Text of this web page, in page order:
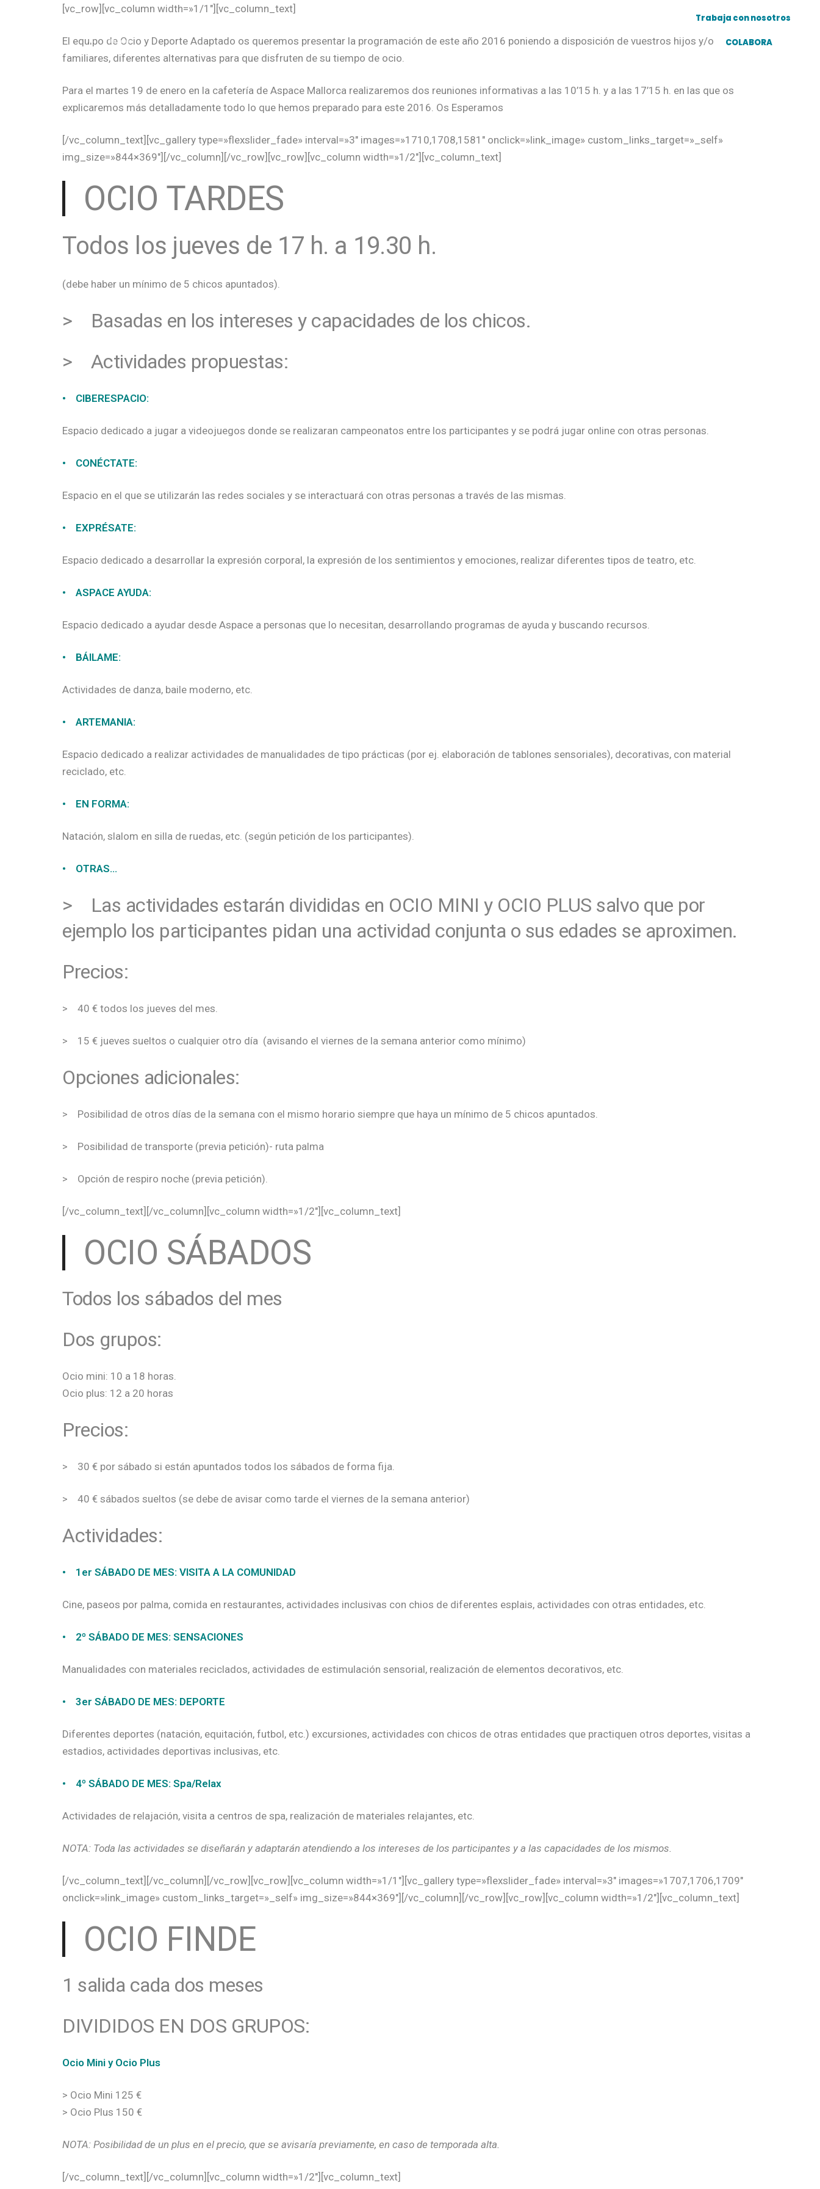
Trabaja con nosotros
COLABORA
[vc_row][vc_column width=»1/1″][vc_column_text]
El equipo de Ocio y Deporte Adaptado os queremos presentar la programación de este año 2016 poniendo a disposición de vuestros hijos y/o
familiares, diferentes alternativas para que disfruten de su tiempo de ocio.
Para el martes 19 de enero en la cafetería de Aspace Mallorca realizaremos dos reuniones informativas a las 10’15 h. y a las 17’15 h. en las que os
explicaremos más detalladamente todo lo que hemos preparado para este 2016. Os Esperamos
[/vc_column_text][vc_gallery type=»flexslider_fade» interval=»3″ images=»1710,1708,1581″ onclick=»link_image» custom_links_target=»_self»
img_size=»844×369″][/vc_column][/vc_row][vc_row][vc_column width=»1/2″][vc_column_text]
OCIO TARDES
Todos los jueves de 17 h. a 19.30 h.
(debe haber un mínimo de 5 chicos apuntados).
> Basadas en los intereses y capacidades de los chicos.
> Actividades propuestas:
• CIBERESPACIO:
Espacio dedicado a jugar a videojuegos donde se realizaran campeonatos entre los participantes y se podrá jugar online con otras personas.
• CONÉCTATE:
Espacio en el que se utilizarán las redes sociales y se interactuará con otras personas a través de las mismas.
• EXPRÉSATE:
Espacio dedicado a desarrollar la expresión corporal, la expresión de los sentimientos y emociones, realizar diferentes tipos de teatro, etc.
• ASPACE AYUDA:
Espacio dedicado a ayudar desde Aspace a personas que lo necesitan, desarrollando programas de ayuda y buscando recursos.
• BÁILAME:
Actividades de danza, baile moderno, etc.
• ARTEMANIA:
Espacio dedicado a realizar actividades de manualidades de tipo prácticas (por ej. elaboración de tablones sensoriales), decorativas, con material
reciclado, etc.
• EN FORMA:
Natación, slalom en silla de ruedas, etc. (según petición de los participantes).
• OTRAS…
> Las actividades estarán divididas en OCIO MINI y OCIO PLUS salvo que por
ejemplo los participantes pidan una actividad conjunta o sus edades se aproximen.
Precios:
> 40 € todos los jueves del mes.
> 15 € jueves sueltos o cualquier otro día (avisando el viernes de la semana anterior como mínimo)
Opciones adicionales:
> Posibilidad de otros días de la semana con el mismo horario siempre que haya un mínimo de 5 chicos apuntados.
> Posibilidad de transporte (previa petición)- ruta palma
> Opción de respiro noche (previa petición).
[/vc_column_text][/vc_column][vc_column width=»1/2″][vc_column_text]
OCIO SÁBADOS
Todos los sábados del mes
Dos grupos:
Ocio mini: 10 a 18 horas.
Ocio plus: 12 a 20 horas
Precios:
> 30 € por sábado si están apuntados todos los sábados de forma fija.
> 40 € sábados sueltos (se debe de avisar como tarde el viernes de la semana anterior)
Actividades:
• 1er SÁBADO DE MES: VISITA A LA COMUNIDAD
Cine, paseos por palma, comida en restaurantes, actividades inclusivas con chios de diferentes esplais, actividades con otras entidades, etc.
• 2º SÁBADO DE MES: SENSACIONES
Manualidades con materiales reciclados, actividades de estimulación sensorial, realización de elementos decorativos, etc.
• 3er SÁBADO DE MES: DEPORTE
Diferentes deportes (natación, equitación, futbol, etc.) excursiones, actividades con chicos de otras entidades que practiquen otros deportes, visitas a
estadios, actividades deportivas inclusivas, etc.
• 4º SÁBADO DE MES: Spa/Relax
Actividades de relajación, visita a centros de spa, realización de materiales relajantes, etc.
NOTA: Toda las actividades se diseñarán y adaptarán atendiendo a los intereses de los participantes y a las capacidades de los mismos.
[/vc_column_text][/vc_column][/vc_row][vc_row][vc_column width=»1/1″][vc_gallery type=»flexslider_fade» interval=»3″ images=»1707,1706,1709″
onclick=»link_image» custom_links_target=»_self» img_size=»844×369″][/vc_column][/vc_row][vc_row][vc_column width=»1/2″][vc_column_text]
OCIO FINDE
1 salida cada dos meses
DIVIDIDOS EN DOS GRUPOS:
Ocio Mini y Ocio Plus
> Ocio Mini 125 €
> Ocio Plus 150 €
NOTA: Posibilidad de un plus en el precio, que se avisaría previamente, en caso de temporada alta.
[/vc_column_text][/vc_column][vc_column width=»1/2″][vc_column_text]